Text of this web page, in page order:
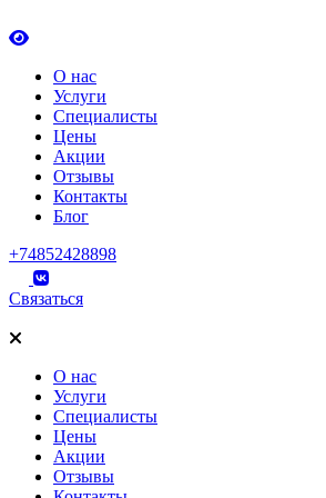
О нас
Услуги
Специалисты
Цены
Акции
Отзывы
Контакты
Блог
+74852428898
Связаться
О нас
Услуги
Специалисты
Цены
Акции
Отзывы